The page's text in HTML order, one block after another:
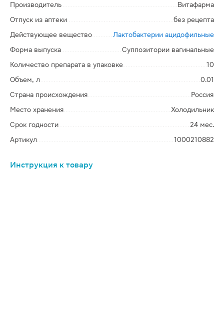
Производитель
Витафарма
Отпуск из аптеки
без рецепта
Действующее вещество
Лактобактерии ацидофильные
Форма выпуска
Суппозитории вагинальные
Количество препарата в упаковке
10
Объем, л
0.01
Страна происхождения
Россия
Место хранения
Холодильник
Срок годности
24 мес.
Артикул
1000210882
Инструкция к товару